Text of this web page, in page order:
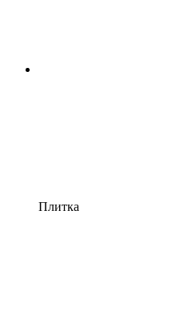
Плитка